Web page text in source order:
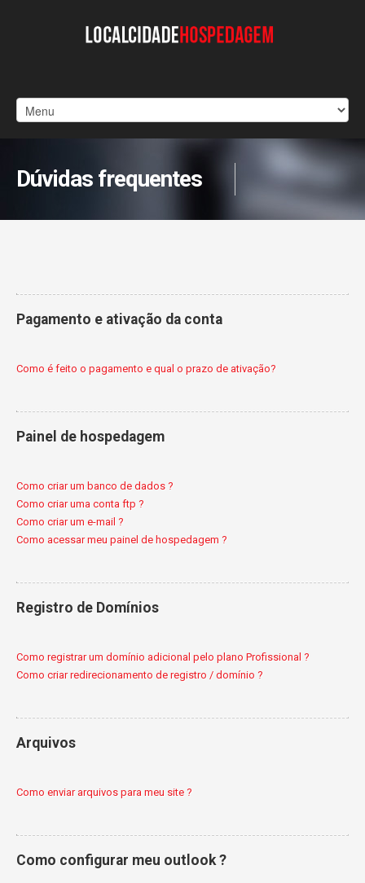
Dúvidas frequentes
Pagamento e ativação da conta
Como é feito o pagamento e qual o prazo de ativação?
Painel de hospedagem
Como criar um banco de dados ?
Como criar uma conta ftp ?
Como criar um e-mail ?
Como acessar meu painel de hospedagem ?
Registro de Domínios
Como registrar um domínio adicional pelo plano Profissional ?
Como criar redirecionamento de registro / domínio ?
Arquivos
Como enviar arquivos para meu site ?
Como configurar meu outlook ?